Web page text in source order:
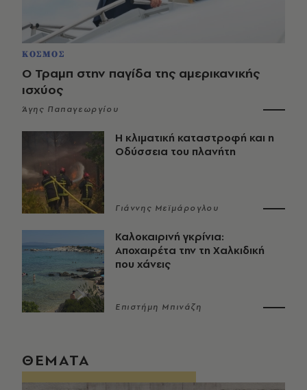
ΚΟΣΜΟΣ
Ο Τραμπ στην παγίδα της αμερικανικής
ισχύος
Άγης Παπαγεωργίου
Η κλιματική καταστροφή και η
Οδύσσεια του πλανήτη
Γιάννης Μεϊμάρογλου
Καλοκαιρινή γκρίνια:
Αποχαιρέτα την τη Χαλκιδική
που χάνεις
Επιστήμη Μπινάζη
ΘΕΜΑΤΑ